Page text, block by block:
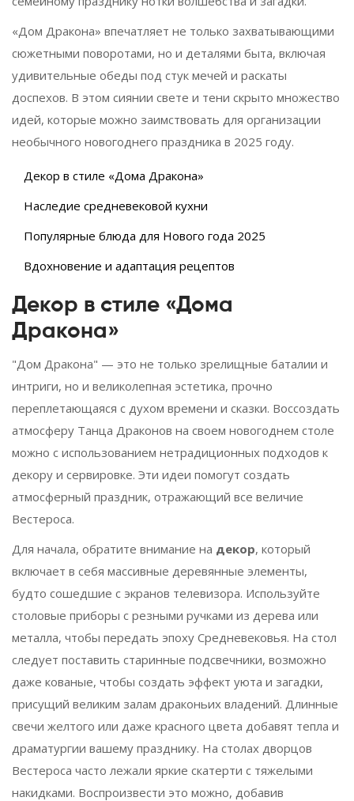
«Дом Дракона» впечатляет не только захватывающими
сюжетными поворотами, но и деталями быта, включая
удивительные обеды под стук мечей и раскаты
доспехов. В этом сиянии свете и тени скрыто множество
идей, которые можно заимствовать для организации
необычного новогоднего праздника в 2025 году.
Декор в стиле «Дома Дракона»
Наследие средневековой кухни
Популярные блюда для Нового года 2025
Вдохновение и адаптация рецептов
Декор в стиле «Дома
Дракона»
"Дом Дракона" — это не только зрелищные баталии и
интриги, но и великолепная эстетика, прочно
переплетающаяся с духом времени и сказки. Воссоздать
атмосферу Танца Драконов на своем новогоднем столе
можно с использованием нетрадиционных подходов к
декору и сервировке. Эти идеи помогут создать
атмосферный праздник, отражающий все величие
Вестероса.
Для начала, обратите внимание на декор, который
включает в себя массивные деревянные элементы,
будто сошедшие с экранов телевизора. Используйте
столовые приборы с резными ручками из дерева или
металла, чтобы передать эпоху Средневековья. На стол
следует поставить старинные подсвечники, возможно
даже кованые, чтобы создать эффект уюта и загадки,
присущий великим залам драконьих владений. Длинные
свечи желтого или даже красного цвета добавят тепла и
драматургии вашему празднику. На столах дворцов
Вестероса часто лежали яркие скатерти с тяжелыми
накидками. Воспроизвести это можно, добавив